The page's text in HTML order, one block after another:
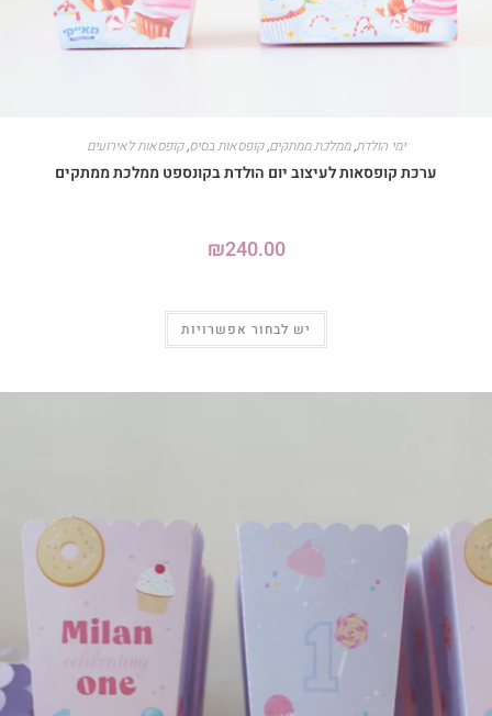
ימי הולדת,ממלכת ממתקים,קופסאות בסיס,קופסאות לאירועים
ערכת קופסאות לעיצוב יום הולדת בקונספט ממלכת ממתקים
₪240.00
יש לבחור אפשרויות